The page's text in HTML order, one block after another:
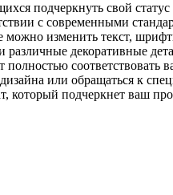
подчеркнуть свой
с современными
можно изменить текст,
различные декоративные
или обращаться к
подчеркнет ваш